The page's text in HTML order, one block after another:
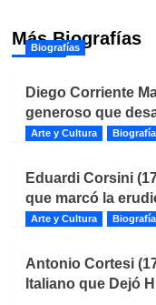
Más Biografías
Biografías
Diego Corriente
generoso que
Arte y Cultura
Eduardi Corsini
que marcó la
Arte y Cultura
Antonio Cortesi
Italiano que Dejó